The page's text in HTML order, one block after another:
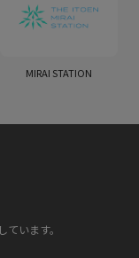
います。
MIRAI STATION